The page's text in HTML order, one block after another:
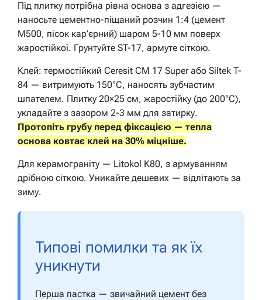
Під плитку потрібна рівна основа з адгезією —
наносьте цементно-піщаний розчин 1:4 (цемент
М500, пісок кар’єрний) шаром 5-10 мм поверх
жаростійкої. Грунтуйте ST-17, армуте сіткою.
Клей: термостійкий Ceresit CM 17 Super або Siltek T-
84 — витримують 150°C, наносять зубчастим
шпателем. Плитку 20×25 см, жаростійку (до 200°C),
укладайте з зазором 2-3 мм для затирку.
Протопіть грубу перед фіксацією — тепла
основа ковтає клей на 30% міцніше.
Для керамограніту — Litokol K80, з армуванням
дрібною сіткою. Уникайте дешевих — відлітають за
зиму.
Типові помилки та як їх
уникнути
Перша пастка — звичайний цемент без